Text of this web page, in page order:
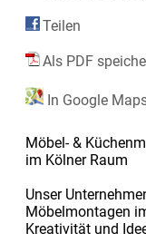
Teilen
Als PDF
In Google
Möbel- &
im Kölner Raum
Unser
Möbelmontagen
Kreativität und